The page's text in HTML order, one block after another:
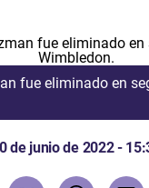
fue eliminado en
de junio de 2022 -